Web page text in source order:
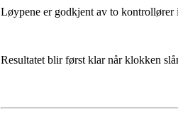
Løypene er godkjent av to kontrollører
Resultatet blir først klar når klokken